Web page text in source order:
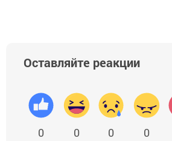
Оставляйте реакции
0 0 0 0